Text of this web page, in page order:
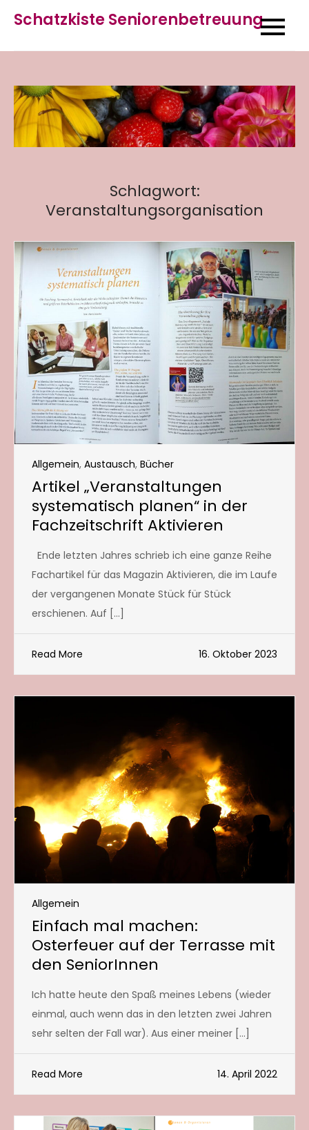
content
Schatzkiste Seniorenbetreuung
Schlagwort:
Veranstaltungsorganisation
Allgemein, Austausch, Bücher
Artikel „Veranstaltungen
systematisch planen“ in der
Fachzeitschrift Aktivieren
Ende letzten Jahres schrieb ich eine ganze Reihe
Fachartikel für das Magazin Aktivieren, die im Laufe
der vergangenen Monate Stück für Stück
erschienen. Auf […]
Read More 16. Oktober 2023
Allgemein
Einfach mal machen:
Osterfeuer auf der Terrasse mit
den SeniorInnen
Ich hatte heute den Spaß meines Lebens (wieder
einmal, auch wenn das in den letzten zwei Jahren
sehr selten der Fall war). Aus einer meiner […]
Read More 14. April 2022